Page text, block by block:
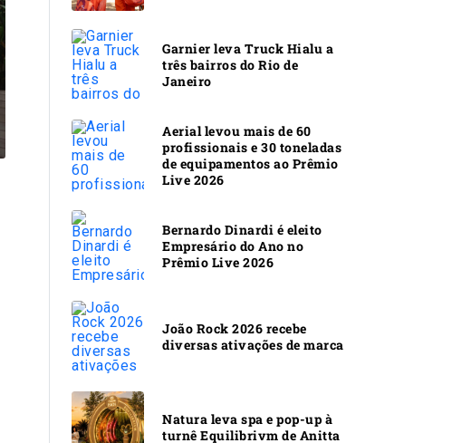
Garnier leva Truck Hialu a
três bairros do Rio de
Janeiro
Aerial levou mais de 60
profissionais e 30 toneladas
de equipamentos ao Prêmio
Live 2026
Bernardo Dinardi é eleito
Empresário do Ano no
Prêmio Live 2026
João Rock 2026 recebe
diversas ativações de marca
Natura leva spa e pop-up à
turnê Equilibrivm de Anitta